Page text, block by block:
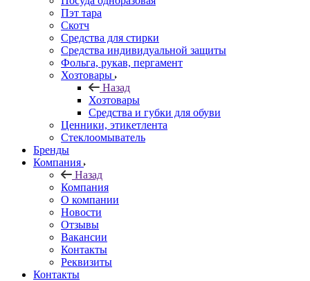
Пэт тара
Скотч
Средства для стирки
Средства индивидуальной защиты
Фольга, рукав, пергамент
Хозтовары
Назад
Хозтовары
Средства и губки для обуви
Ценники, этикетлента
Стеклоомыватель
Бренды
Компания
Назад
Компания
О компании
Новости
Отзывы
Вакансии
Контакты
Реквизиты
Контакты